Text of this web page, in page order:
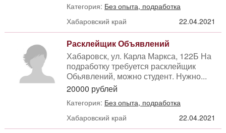
Категория: Без опыта, подработка
Хабаровский край
22.04.2021
Расклейщик Объявлений
Хабаровск, ул. Карла Маркса, 122Б На
подработку требуется расклейщик
Обьявлений, можно студент. Нужно...
20000 рублей
Категория: Без опыта, подработка
Хабаровский край
22.04.2021